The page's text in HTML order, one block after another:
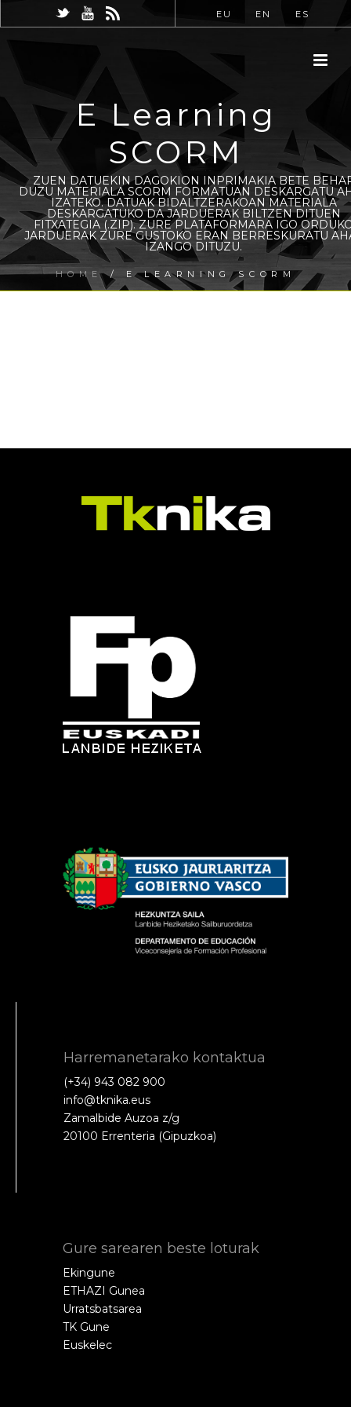
EU EN ES
E Learning
SCORM
ZUEN DATUEKIN DAGOKION INPRIMAKIA BETE
DUZU MATERIALA SCORM FORMATUAN DESKARGATU
IZATEKO. DATUAK BIDALTZERAKOAN MATERIALA
DESKARGATUKO DA JARDUERAK BILTZEN DITUEN
FITXATEGIA (.ZIP). ZURE PLATAFORMARA IGO
JARDUERAK ZURE GUSTOKO ERAN BERRESKURATU
IZANGO DITUZU.
HOME/ E LEARNING SCORM
Harremanetarako kontaktua
(+34) 943 082 900
info@tknika.eus
Zamalbide Auzoa z/g
20100 Errenteria (Gipuzkoa)
Gure sarearen beste loturak
Ekingune
ETHAZI Gunea
Urratsbatsarea
TK Gune
Euskelec